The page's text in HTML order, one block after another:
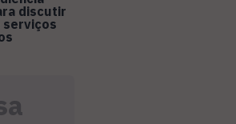
discutir
serviços